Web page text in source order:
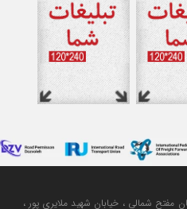
مفتح شمالی ، خیابان شهید ملایری پور ،